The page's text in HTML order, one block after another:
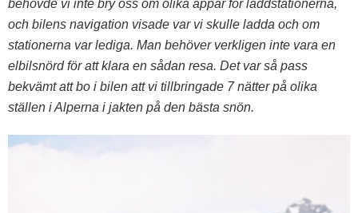
behövde vi inte bry oss om olika appar för laddstationerna,
och bilens navigation visade var vi skulle ladda och om
stationerna var lediga. Man behöver verkligen inte vara en
elbilsnörd för att klara en sådan resa. Det var så pass
bekvämt att bo i bilen att vi tillbringade 7 nätter på olika
ställen i Alperna i jakten på den bästa snön.